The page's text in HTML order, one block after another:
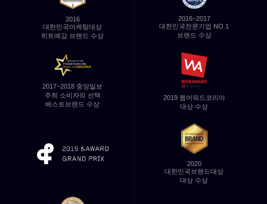
2016
대한민국마케팅대상
히트예감 브랜드 수상
2016~2017
대한민국전문기업 NO.1
브랜드 수상
2017~2018 중앙일보
주최 소비자의 선택
베스트브랜드 수상
2019 웹어워드코리아
대상 수상
2020
대한민국브랜드대상
대상 수상